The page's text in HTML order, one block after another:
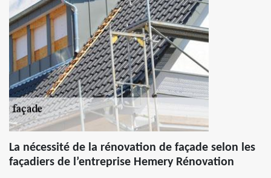
La nécessité de la rénovation de façade selon les
façadiers de l’entreprise Hemery Rénovation